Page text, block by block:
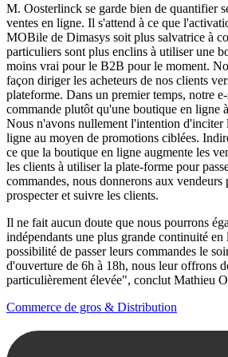
M. Oosterlinck se garde bien de quantifier
ventes en ligne. Il s'attend à ce que
MOBile de Dimasys soit plus salvatrice à
particuliers sont plus enclins à utiliser une
moins vrai pour le B2B pour le moment.
façon diriger les acheteurs de nos clients
plateforme. Dans un premier temps, notre
commande plutôt qu'une boutique en ligne
Nous n'avons nullement l'intention d'inciter
ligne au moyen de promotions ciblées.
ce que la boutique en ligne augmente les
les clients à utiliser la plate-forme pour
commandes, nous donnerons aux
prospecter et suivre les clients.
Il ne fait aucun doute que nous pourrons
indépendants une plus grande continuité en
possibilité de passer leurs commandes le
d'ouverture de 6h à 18h, nous leur offrons
particulièrement élevée", conclut Mathieu
Commerce de gros & Distribution